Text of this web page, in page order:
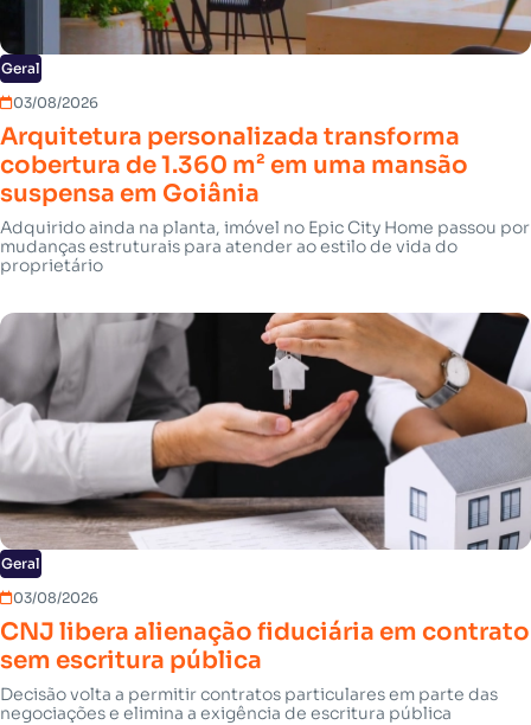
Geral
03/08/2026
Arquitetura personalizada transforma
cobertura de 1.360 m² em uma mansão
suspensa em Goiânia
Adquirido ainda na planta, imóvel no Epic City Home passou por
mudanças estruturais para atender ao estilo de vida do
proprietário
Geral
03/08/2026
CNJ libera alienação fiduciária em contrato
sem escritura pública
Decisão volta a permitir contratos particulares em parte das
negociações e elimina a exigência de escritura pública